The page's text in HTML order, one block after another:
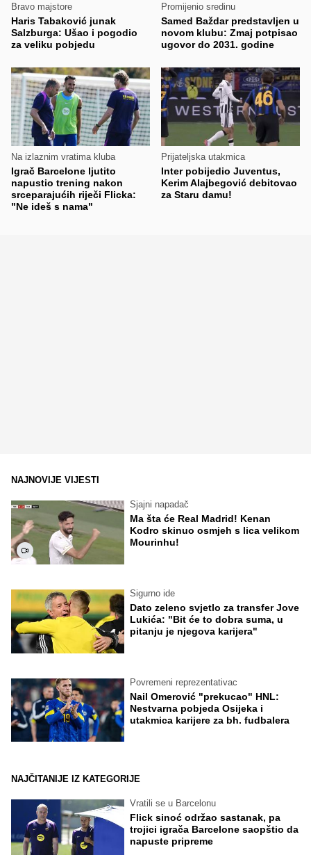
Bravo majstore
Haris Tabaković junak
Salzburga: Ušao i pogodio
za veliku pobjedu
Promijenio sredinu
Samed Baždar predstavljen u
novom klubu: Zmaj potpisao
ugovor do 2031. godine
Na izlaznim vratima kluba
Igrač Barcelone ljutito
napustio trening nakon
srceparajućih riječi Flicka:
"Ne ideš s nama"
Prijateljska utakmica
Inter pobijedio Juventus,
Kerim Alajbegović debitovao
za Staru damu!
NAJNOVIJE VIJESTI
Sjajni napadač
Ma šta će Real Madrid! Kenan
Kodro skinuo osmjeh s lica velikom
Mourinhu!
Sigurno ide
Dato zeleno svjetlo za transfer Jove
Lukića: "Bit će to dobra suma, u
pitanju je njegova karijera"
Povremeni reprezentativac
Nail Omerović "prekucao" HNL:
Nestvarna pobjeda Osijeka i
utakmica karijere za bh. fudbalera
NAJČITANIJE IZ KATEGORIJE
Vratili se u Barcelonu
Flick sinoć održao sastanak, pa
trojici igrača Barcelone saopštio da
napuste pripreme